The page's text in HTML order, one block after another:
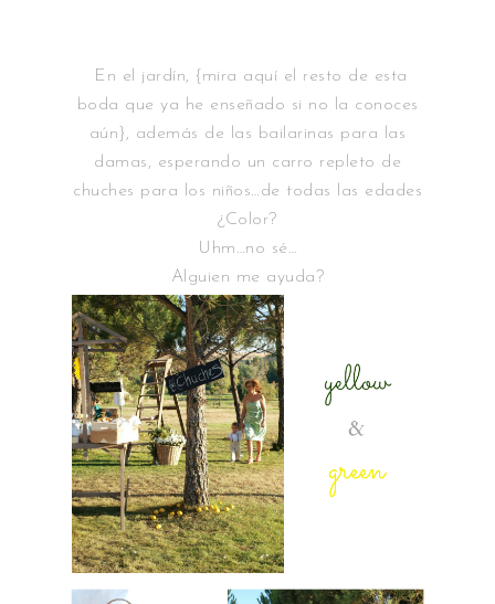
En el jardín, {mira aquí el resto de esta
boda que ya he enseñado si no la conoces
aún}, además de las bailarinas para las
damas, esperando un carro repleto de
chuches para los niños…de todas las edades
¿Color?
Uhm…no sé…
Alguien me ayuda?